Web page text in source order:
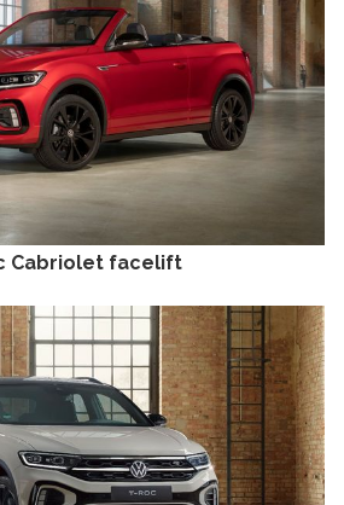
Cabriolet facelift